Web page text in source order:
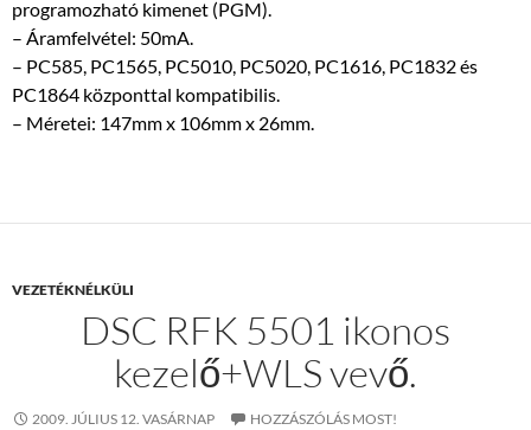
programozható kimenet (PGM).
– Áramfelvétel: 50mA.
– PC585, PC1565, PC5010, PC5020, PC1616, PC1832 és
PC1864 központtal kompatibilis.
– Méretei: 147mm x 106mm x 26mm.
VEZETÉKNÉLKÜLI
DSC RFK 5501 ikonos
kezelő+WLS vevő.
2009. JÚLIUS 12. VASÁRNAP HOZZÁSZÓLÁS MOST!